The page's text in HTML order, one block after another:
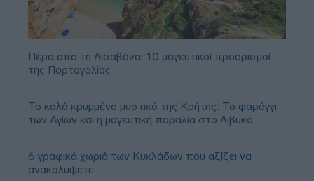
Πέρα από τη Λισαβόνα: 10 μαγευτικοί προορισμοί
της Πορτογαλίας
Το καλά κρυμμένο μυστικό της Κρήτης: Το φαράγγι
των Αγίων και η μαγευτική παραλία στο Λιβυκό
6 γραφικά χωριά των Κυκλάδων που αξίζει να
ανακαλύψετε